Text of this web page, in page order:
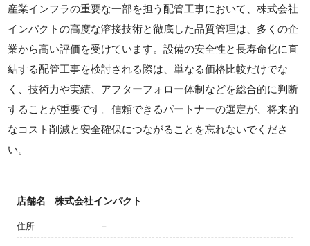
産業インフラの重要な一部を担う配管工事において、株式会社
インパクトの高度な溶接技術と徹底した品質管理は、多くの企
業から高い評価を受けています。設備の安全性と長寿命化に直
結する配管工事を検討される際は、単なる価格比較だけでな
く、技術力や実績、アフターフォロー体制などを総合的に判断
することが重要です。信頼できるパートナーの選定が、将来的
なコスト削減と安全確保につながることを忘れないでくださ
い。
店舗名 株式会社インパクト
住所 －